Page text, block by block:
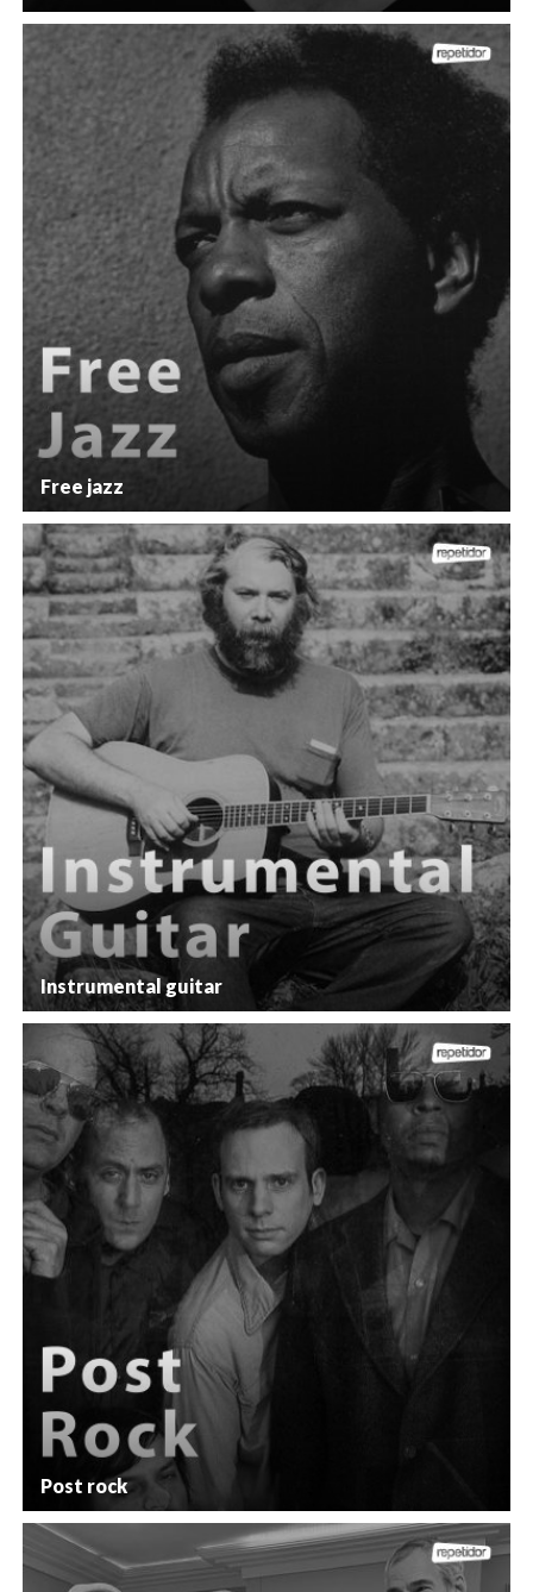
Free jazz
Instrumental guitar
Post rock